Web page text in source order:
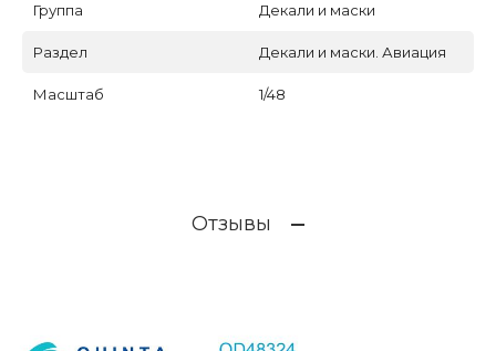
Группа Декали и маски
Раздел Декали и маски. Авиация
Масштаб 1/48
Отзывы